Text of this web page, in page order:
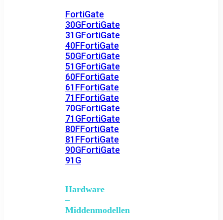
FortiGate
30GFortiGate
31GFortiGate
40FFortiGate
50GFortiGate
51GFortiGate
60FFortiGate
61FFortiGate
71FFortiGate
70GFortiGate
71GFortiGate
80FFortiGate
81FFortiGate
90GFortiGate
91G
Hardware
–
Middenmodellen